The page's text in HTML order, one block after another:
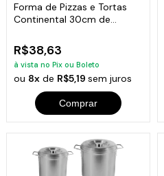
Forma de Pizzas e Tortas
Continental 30cm de
R$38,63
à vista no Pix ou Boleto
ou 8x de R$5,19sem juros
Comprar